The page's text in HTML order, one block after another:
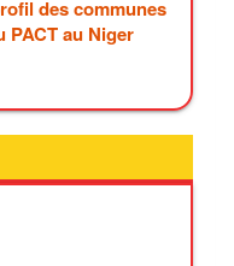
des communes
PACT au Niger